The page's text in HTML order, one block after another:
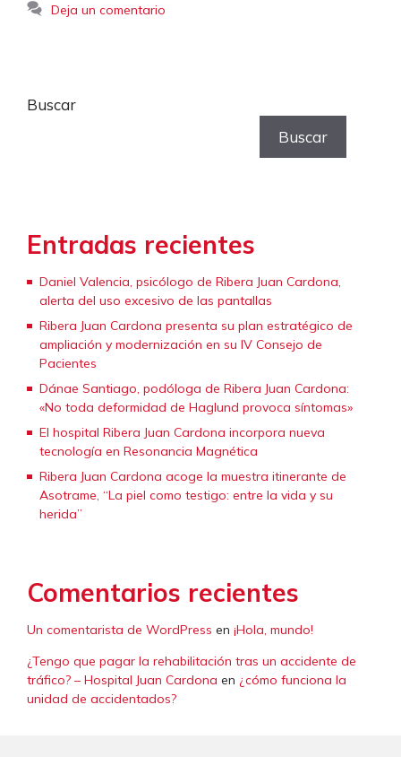
Deja un comentario
Buscar
Buscar
Entradas recientes
Daniel Valencia, psicólogo de Ribera Juan Cardona,
alerta del uso excesivo de las pantallas
Ribera Juan Cardona presenta su plan estratégico de
ampliación y modernización en su IV Consejo de
Pacientes
Dánae Santiago, podóloga de Ribera Juan Cardona:
«No toda deformidad de Haglund provoca síntomas»
El hospital Ribera Juan Cardona incorpora nueva
tecnología en Resonancia Magnética
Ribera Juan Cardona acoge la muestra itinerante de
Asotrame, “La piel como testigo: entre la vida y su
herida”
Comentarios recientes
Un comentarista de WordPress en ¡Hola, mundo!
¿Tengo que pagar la rehabilitación tras un accidente de
tráfico? – Hospital Juan Cardona en ¿cómo funciona la
unidad de accidentados?